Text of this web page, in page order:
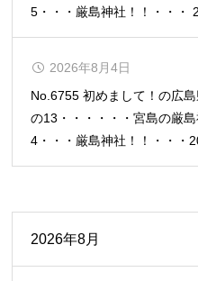
5・・・厳島神社！！・・・
No.6755 初めまして！の広
の13・・・・・・宮島の厳島
4・・・厳島神社！！・・・
2026年8月4日
2026年8月